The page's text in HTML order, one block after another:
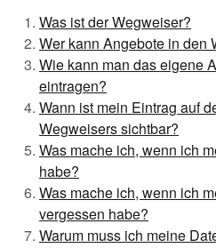
Was ist der Wegweiser?
Wer kann Angebote in den
Wie kann man das eigene
eintragen?
Wann ist mein Eintrag auf
Wegweisers sichtbar?
Was mache ich, wenn ich
habe?
Was mache ich, wenn ich
vergessen habe?
Warum muss ich meine